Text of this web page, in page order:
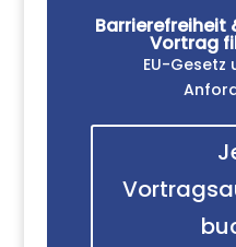
Barrierefreiheit
Vortrag
EU-Gesetz